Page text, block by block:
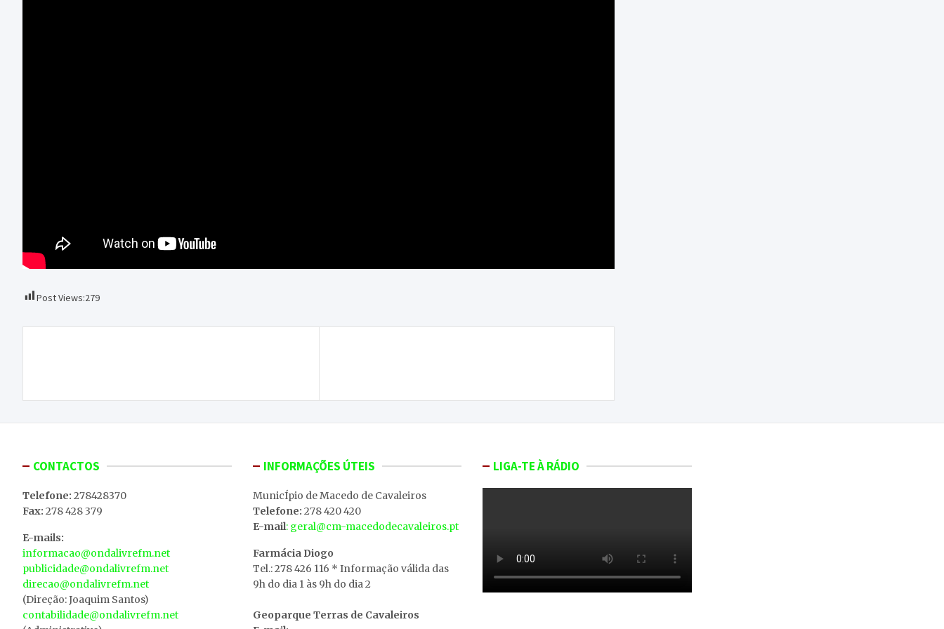
Post Views:279
artigos
CONTACTOS
Telefone: 278428370
Fax: 278 428 379
E-mails:
informacao@ondalivrefm.net
publicidade@ondalivrefm.net
direcao@ondalivrefm.net
(Direção: Joaquim Santos)
contabilidade@ondalivrefm.net
INFORMAÇÕES ÚTEIS
MunicÍpio de Macedo de Cavaleiros
Telefone: 278 420 420
E-mail: geral@cm-macedodecavaleiros.pt
Farmácia Diogo
Tel.: 278 426 116 * Informação válida das
9h do dia 1 às 9h do dia 2
Geoparque Terras de Cavaleiros
LIGA-TE À RÁDIO